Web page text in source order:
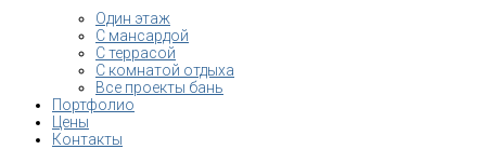
Один этаж
С мансардой
С террасой
С комнатой отдыха
Все проекты бань
Портфолио
Цены
Контакты